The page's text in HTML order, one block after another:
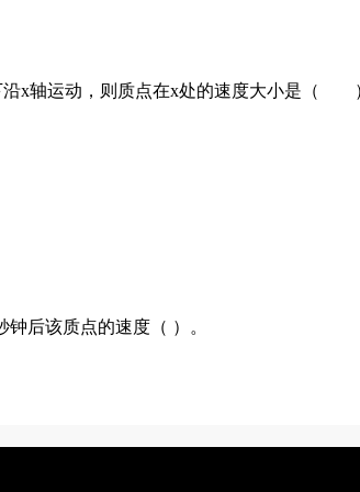
沿x轴运动，则质点在x处的速度大小是（
钟后该质点的速度（ ）。